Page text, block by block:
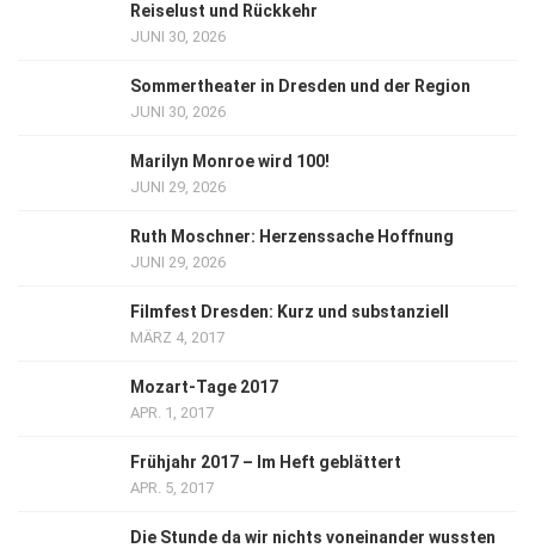
Reiselust und Rückkehr
JUNI 30, 2026
Sommertheater in Dresden und der Region
JUNI 30, 2026
Marilyn Monroe wird 100!
JUNI 29, 2026
Ruth Moschner: Herzenssache Hoffnung
JUNI 29, 2026
Filmfest Dresden: Kurz und substanziell
MÄRZ 4, 2017
Mozart-Tage 2017
APR. 1, 2017
Frühjahr 2017 – Im Heft geblättert
APR. 5, 2017
Die Stunde da wir nichts voneinander wussten